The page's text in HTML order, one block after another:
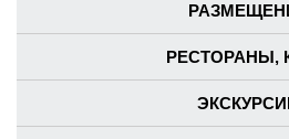
РЕСТОРАНЫ,